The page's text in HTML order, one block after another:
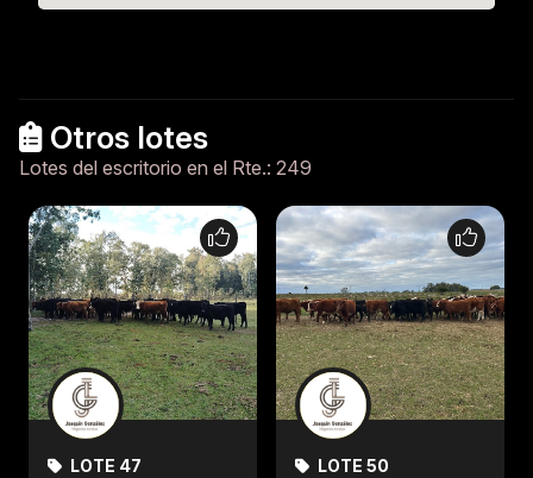
Otros lotes
Lotes del escritorio en el Rte.: 249
LOTE 47
LOTE 50